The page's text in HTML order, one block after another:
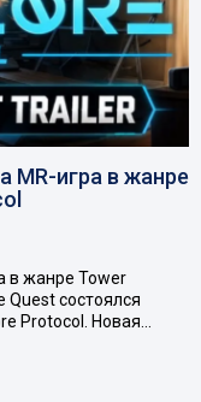
MR-игра в жанре
в жанре Tower
состоялся
Protocol. Новая…